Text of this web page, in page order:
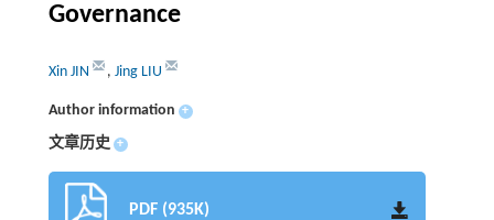
Governance
Xin JIN , Jing LIU
Author information +
文章历史 +
PDF (935K)